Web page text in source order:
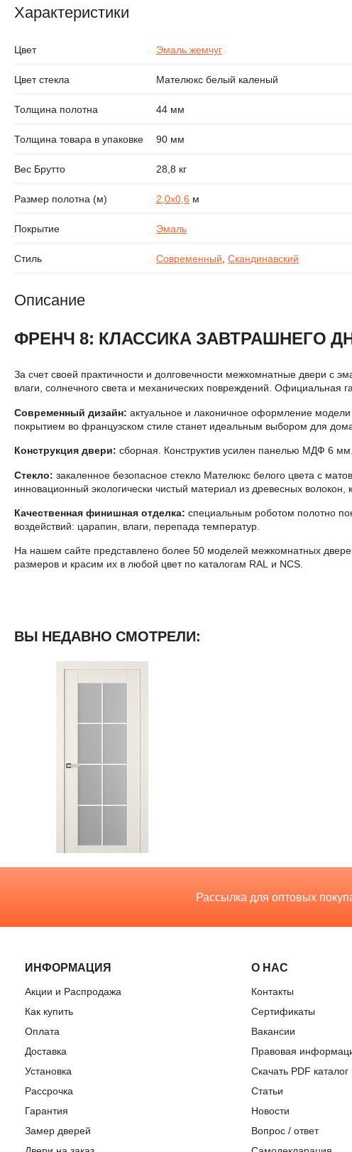
Характеристики
Цвет Эмаль жемчуг
Цвет стекла Мателюкс белый каленый
Толщина полотна 44 мм
Толщина товара в упаковке 90 мм
Вес Брутто 28,8 кг
Размер полотна (м) 2,0х0,6 м
Покрытие Эмаль
Стиль Современный, Скандинавский
Описание
ФРЕНЧ 8: КЛАССИКА ЗАВТРАШНЕГО
За счет своей практичности и долговечности межкомнатные двери с
влаги, солнечного света и механических повреждений. Официальная
Современный дизайн: актуальное и лаконичное оформление
покрытием во французском стиле станет идеальным выбором для
Конструкция двери: сборная. Конструктив усилен панелью МДФ 6
Стекло: закаленное безопасное стекло Мателюкс белого цвета с
инновационный экологически чистый материал из древесных
Качественная финишная отделка: специальным роботом полотно
воздействий: царапин, влаги, перепада температур.
На нашем сайте представлено более 50 моделей межкомнатных
размеров и красим их в любой цвет по каталогам RAL и NCS.
ВЫ НЕДАВНО СМОТРЕЛИ:
Рассылка для оптовых
ИНФОРМАЦИЯ
Акции и Распродажа
Как купить
Оплата
Доставка
Установка
Рассрочка
Гарантия
Замер дверей
О НАС
Контакты
Сертификаты
Вакансии
Правовая
Скачать PDF каталог
Статьи
Новости
Вопрос / ответ